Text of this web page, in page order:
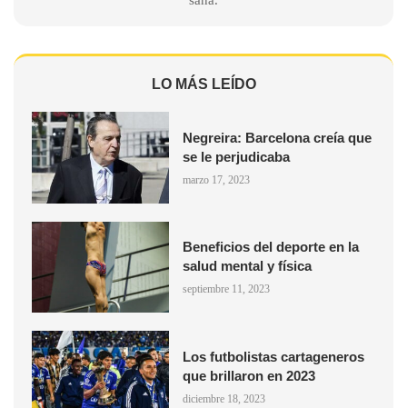
LO MÁS LEÍDO
Negreira: Barcelona creía que
se le perjudicaba
marzo 17, 2023
Beneficios del deporte en la
salud mental y física
septiembre 11, 2023
Los futbolistas cartageneros
que brillaron en 2023
diciembre 18, 2023